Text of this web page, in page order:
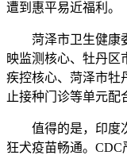
遭到惠平易近福利。
菏泽市卫生健康委
映监测核心、牡丹区
疾控核心、菏泽市牡
止接种门诊等单元配
值得的是，印度次
狂犬疫苗畅通。